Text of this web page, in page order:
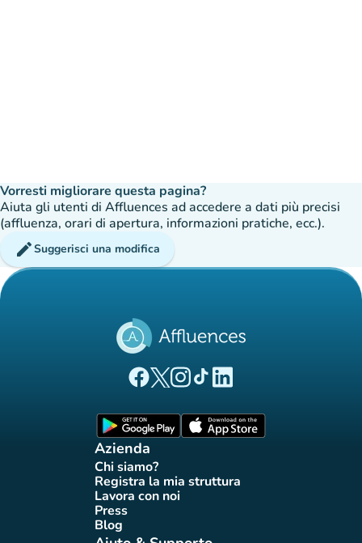
Vorresti migliorare questa pagina?
Aiuta gli utenti di Affluences ad accedere a dati più precisi
(affluenza, orari di apertura, informazioni pratiche, ecc.).
editSuggerisci una modifica
(nuova scheda)
(nuova scheda)
(nuova scheda)
(nuova scheda)
(nuova scheda)
Azienda
Chi siamo?(nuova scheda)
Registra la mia struttura
(nuova scheda)
Lavora con noi
(nuova scheda)
Press(nuova scheda)
Blog(nuova scheda)